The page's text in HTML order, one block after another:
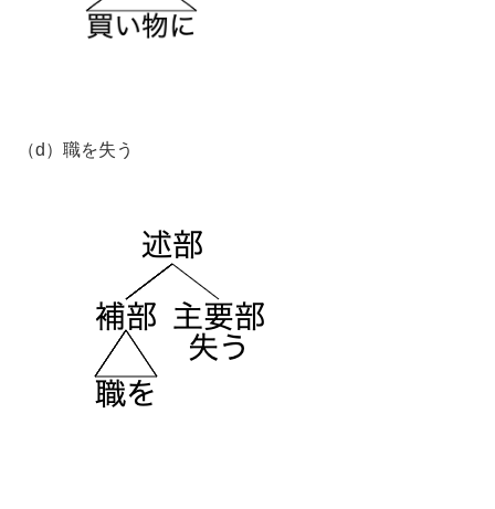
（d）職を失う